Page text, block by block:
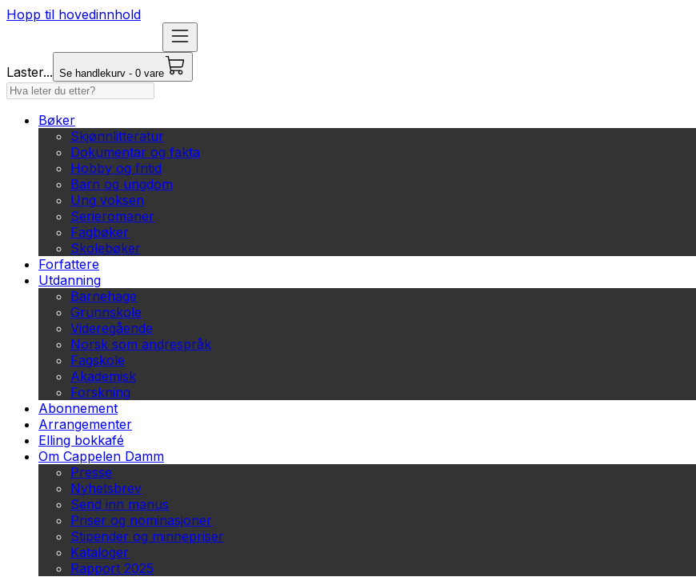
Hopp til hovedinnhold
Laster... Se handlekurv - 0 vare
Bøker
Skjønnlitteratur
Dokumentar og fakta
Hobby og fritid
Barn og ungdom
Ung voksen
Serieromaner
Fagbøker
Skolebøker
Forfattere
Utdanning
Barnehage
Grunnskole
Videregående
Norsk som andrespråk
Fagskole
Akademisk
Forskning
Abonnement
Arrangementer
Elling bokkafé
Om Cappelen Damm
Presse
Nyhetsbrev
Send inn manus
Priser og nominasjoner
Stipender og minnepriser
Kataloger
Rapport 2025